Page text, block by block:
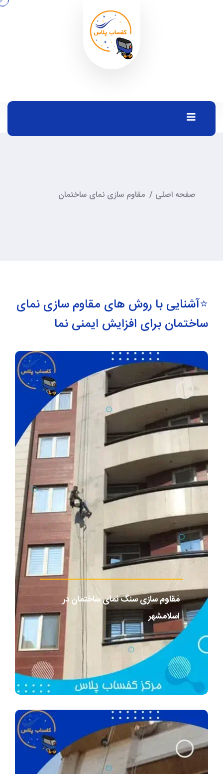
صفحه اصلی / مقاوم سازی نمای ساختمان
⭐️آشنایی با روش های مقاوم سازی نمای
ساختمان برای افزایش ایمنی نما
مقاوم‌ سازی سنگ نمای ساختمان در
اسلامشهر